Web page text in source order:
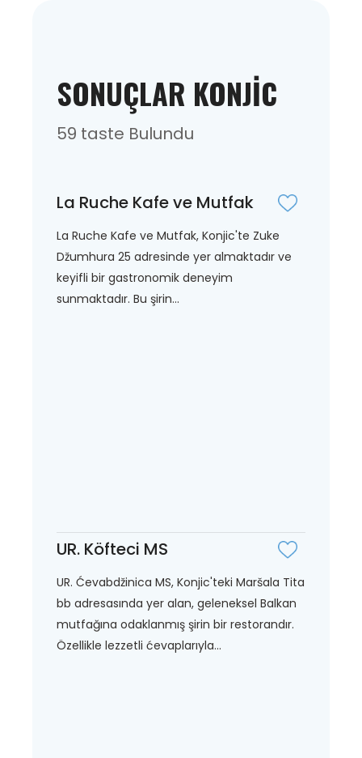
SONUÇLAR KONJIC
59 taste Bulundu
La Ruche Kafe ve Mutfak
La Ruche Kafe ve Mutfak, Konjic'te Zuke
Džumhura 25 adresinde yer almaktadır ve
keyifli bir gastronomik deneyim
sunmaktadır. Bu şirin...
UR. Köfteci MS
UR. Ćevabdžinica MS, Konjic'teki Maršala Tita
bb adresasında yer alan, geleneksel Balkan
mutfağına odaklanmış şirin bir restorandır.
Özellikle lezzetli ćevaplarıyla...